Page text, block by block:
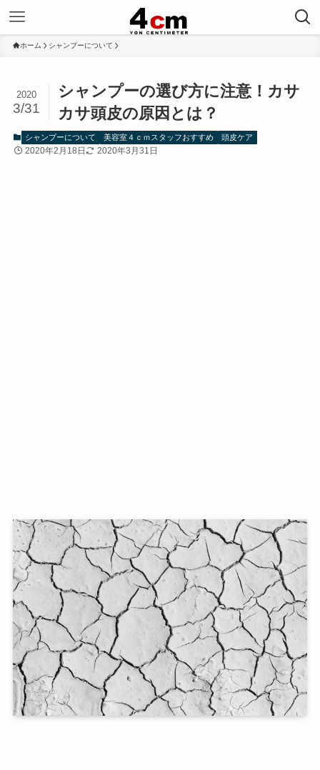
ホーム シャンプーについて
シャンプーの選び方に注意！カサ
カサ頭皮の原因とは？
2020
3/31
シャンプーについて 美容室４ｃｍスタッフおすすめ 頭皮ケア
2020年2月18日 2020年3月31日